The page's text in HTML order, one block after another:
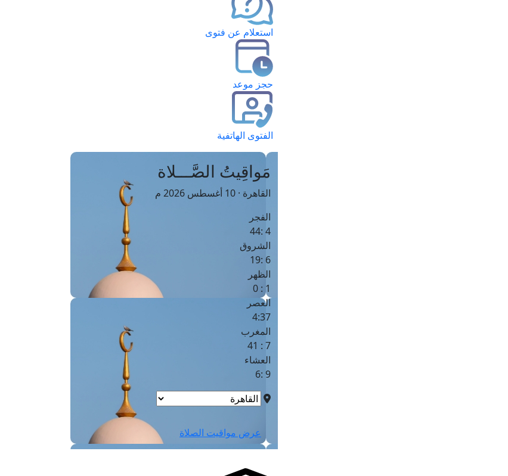
استعلام عن فتوى
حجز موعد
الفتوى الهاتفية
مَواقِيتُ الصَّـــلاة
القاهرة · 10 أغسطس 2026 م
الفجر
4 :44
الشروق
6 :19
الظهر
1 : 0
العصر
4:37
المغرب
7 : 41
العشاء
9 :6
عرض مواقيت الصلاة